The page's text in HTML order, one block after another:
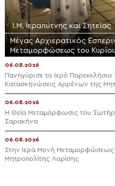
Ι.Μ. Ιεραπύτνης και Σητείας
Μέγας Αρχιερατικός
Μεταμορφώσεως του
06.08.2026
Πανηγύρισε το Ιερό
Κατασκηνώσεις Αρρένων της
06.08.2026
Η Θεία Μεταμόρφωσις του
Σαρακήνα
06.08.2026
Στην Ιερά Μονή
Μητροπολίτης Λαρίσης